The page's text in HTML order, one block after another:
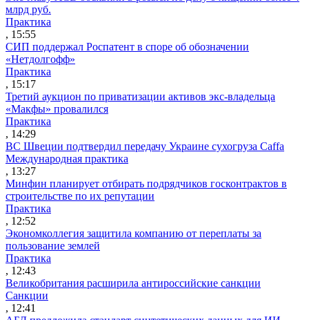
млрд руб.
Практика
, 15:55
СИП поддержал Роспатент в споре об обозначении
«Нетдолгофф»
Практика
, 15:17
Третий аукцион по приватизации активов экс-владельца
«Макфы» провалился
Практика
, 14:29
ВС Швеции подтвердил передачу Украине сухогруза Caffa
Международная практика
, 13:27
Минфин планирует отбирать подрядчиков госконтрактов в
строительстве по их репутации
Практика
, 12:52
Экономколлегия защитила компанию от переплаты за
пользование землей
Практика
, 12:43
Великобритания расширила антироссийские санкции
Санкции
, 12:41